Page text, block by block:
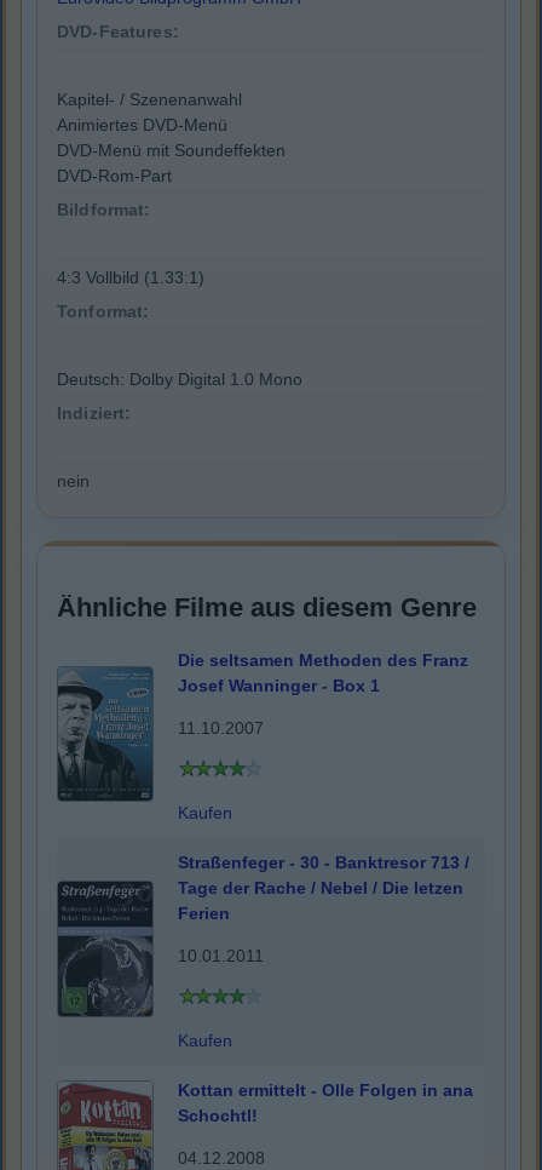
DVD-Features:
Kapitel- / Szenenanwahl
Animiertes DVD-Menü
DVD-Menü mit Soundeffekten
DVD-Rom-Part
Bildformat:
4:3 Vollbild (1.33:1)
Tonformat:
Deutsch: Dolby Digital 1.0 Mono
Indiziert:
nein
Ähnliche Filme aus diesem Genre
Die seltsamen Methoden des Franz
Josef Wanninger - Box 1
11.10.2007
Kaufen
Straßenfeger - 30 - Banktresor 713 /
Tage der Rache / Nebel / Die letzen
Ferien
10.01.2011
Kaufen
Kottan ermittelt - Olle Folgen in ana
Schochtl!
04.12.2008